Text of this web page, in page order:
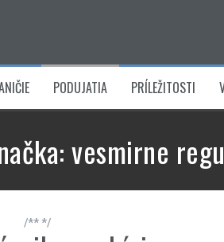
PODUJATIA PRÍLEŽITOSTI
vesmirne
/** */